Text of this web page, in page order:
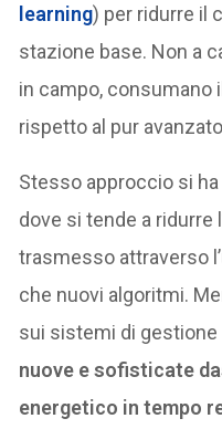
learning) per ridurre il
stazione base. Non a
in campo, consumano
rispetto al pur
Stesso approccio si ha
dove si tende a ridurre
trasmesso attraverso
che nuovi algoritmi.
sui sistemi di gestione
nuove e sofisticate
energetico in tempo